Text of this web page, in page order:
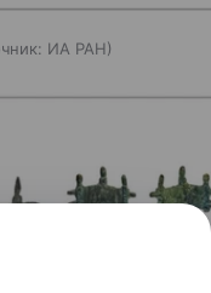
ИА РАН